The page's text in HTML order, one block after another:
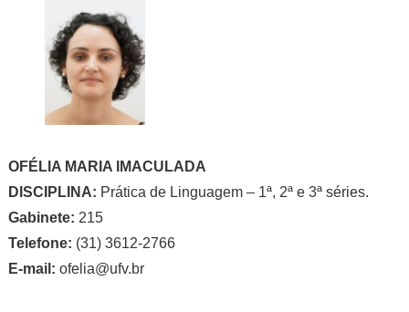
OFÉLIA MARIA IMACULADA
DISCIPLINA: Prática de Linguagem – 1ª, 2ª e 3ª séries.
Gabinete: 215
Telefone: (31) 3612-2766
E-mail: ofelia@ufv.br